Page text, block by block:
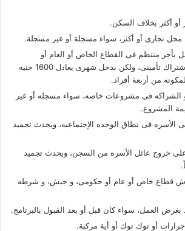
أو أكثر بخلاف السكن.
محل تجارى أو أكثر، سواء مسجلة أو غير مسجلة.
بأجر منتظم فى القطاع الخاص أو العام أو
الحكومى، بدون إشتراك تأمينى، ولكن بدخل شهرى يعادل 1600 جنيه
من أربعة أفراد.
الشراكه فى مشروعات خاصه، سواء مسجله أو غير
المشروع.
الأسره فى نطاق الوحده الإجتماعيه، ويحدث تجميد
على خروج عائل الأسره من السجن، ويحدث تجميد
قطاع خاص أو عام أو حكومى، و جيش، و شرطه
بغرض العمل، سواء كان قبل أو بعد القبول بالبرنامج.
أو توك توك أو أية مركبة.